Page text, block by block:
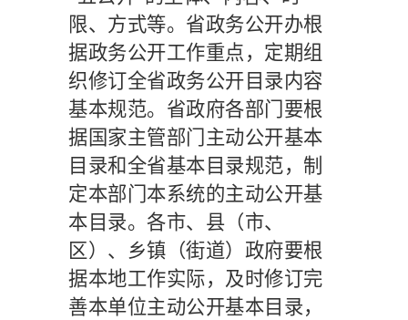
限、方式等。省政务公开办根
据政务公开工作重点，定期组
织修订全省政务公开目录内容
基本规范。省政府各部门要根
据国家主管部门主动公开基本
目录和全省基本目录规范，制
定本部门本系统的主动公开基
本目录。各市、县（市、
区）、乡镇（街道）政府要根
据本地工作实际，及时修订完
善本单位主动公开基本目录，